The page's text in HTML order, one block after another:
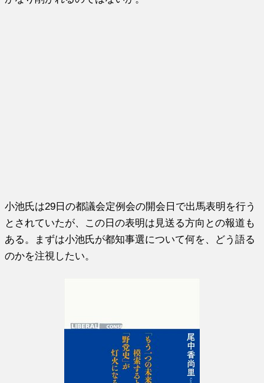
小池氏は29日の都議会定例会の開会日で出馬表明を行う
とされていたが、この日の表明は見送る方向との報道も
ある。まずは小池氏が都知事選について何を、どう語る
のかを注視したい。